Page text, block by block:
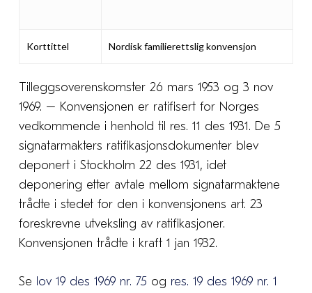
Korttittel Nordisk familierettslig konvensjon
Tilleggsoverenskomster 26 mars 1953 og 3 nov
1969. – Konvensjonen er ratifisert for Norges
vedkommende i henhold til res. 11 des 1931. De 5
signatarmakters ratifikasjonsdokumenter blev
deponert i Stockholm 22 des 1931, idet
deponering etter avtale mellom signatarmaktene
trådte i stedet for den i konvensjonens art. 23
foreskrevne utveksling av ratifikasjoner.
Konvensjonen trådte i kraft 1 jan 1932.
Se lov 19 des 1969 nr. 75 og res. 19 des 1969 nr. 1